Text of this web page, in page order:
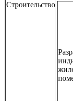
Строительство